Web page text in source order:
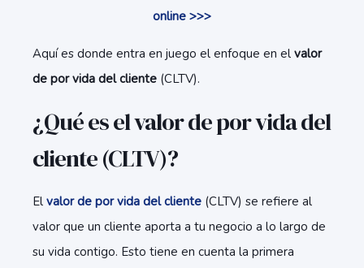
online >>>
Aquí es donde entra en juego el enfoque en el valor
de por vida del cliente (CLTV).
¿Qué es el valor de por vida del
cliente (CLTV)?
El valor de por vida del cliente (CLTV) se refiere al
valor que un cliente aporta a tu negocio a lo largo de
su vida contigo. Esto tiene en cuenta la primera